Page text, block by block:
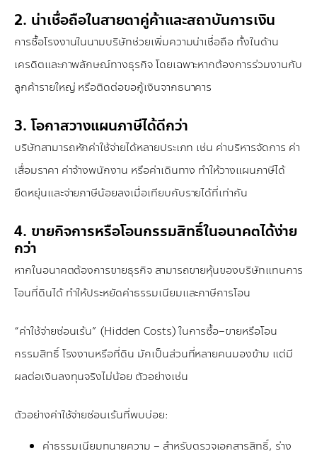
2. น่าเชื่อถือในสายตาคู่ค้าและสถาบันการเงิน
การซื้อโรงงานในนามบริษัทช่วยเพิ่มความน่าเชื่อถือ ทั้งในด้าน
เครดิตและภาพลักษณ์ทางธุรกิจ โดยเฉพาะหากต้องการร่วมงานกับ
ลูกค้ารายใหญ่ หรือติดต่อขอกู้เงินจากธนาคาร
3. โอกาสวางแผนภาษีได้ดีกว่า
บริษัทสามารถหักค่าใช้จ่ายได้หลายประเภท เช่น ค่าบริหารจัดการ ค่า
เสื่อมราคา ค่าจ้างพนักงาน หรือค่าเดินทาง ทำให้วางแผนภาษีได้
ยืดหยุ่นและจ่ายภาษีน้อยลงเมื่อเทียบกับรายได้ที่เท่ากัน
4. ขายกิจการหรือโอนกรรมสิทธิ์ในอนาคตได้ง่าย
กว่า
หากในอนาคตต้องการขายธุรกิจ สามารถขายหุ้นของบริษัทแทนการ
โอนที่ดินได้ ทำให้ประหยัดค่าธรรมเนียมและภาษีการโอน
“ค่าใช้จ่ายซ่อนเร้น” (Hidden Costs) ในการซื้อ–ขายหรือโอน
กรรมสิทธิ์ โรงงานหรือที่ดิน มักเป็นส่วนที่หลายคนมองข้าม แต่มี
ผลต่อเงินลงทุนจริงไม่น้อย ตัวอย่างเช่น
ตัวอย่างค่าใช้จ่ายซ่อนเร้นที่พบบ่อย:
ค่าธรรมเนียมทนายความ – สำหรับตรวจเอกสารสิทธิ์, ร่าง